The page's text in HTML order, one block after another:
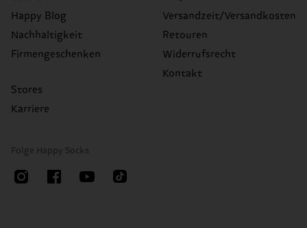
Happy Blog
Nachhaltigkeit
Firmengeschenken
Stores
Karriere
Versandzeit/Versandkosten
Retouren
Widerrufsrecht
Kontakt
Folge Happy Socks